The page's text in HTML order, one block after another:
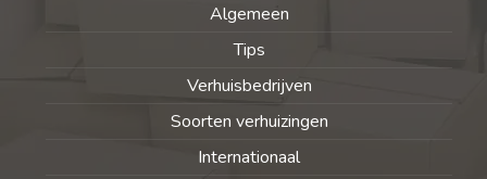
Algemeen
Tips
Verhuisbedrijven
Soorten verhuizingen
Internationaal